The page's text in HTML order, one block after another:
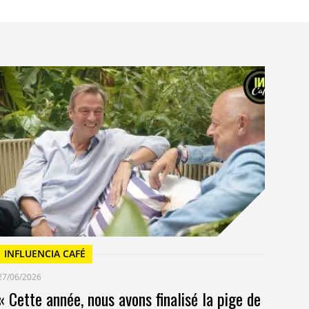
INFLUENCIA CAFÉ
06/2026
Cette année, nous avons finalisé la pige de